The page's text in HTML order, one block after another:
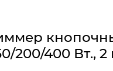
200/400 Вт.,